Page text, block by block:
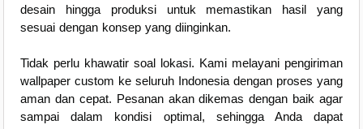
desain hingga produksi untuk memastikan hasil yang
sesuai dengan konsep yang diinginkan.
Tidak perlu khawatir soal lokasi. Kami melayani pengiriman
wallpaper custom ke seluruh Indonesia dengan proses yang
aman dan cepat. Pesanan akan dikemas dengan baik agar
sampai dalam kondisi optimal, sehingga Anda dapat